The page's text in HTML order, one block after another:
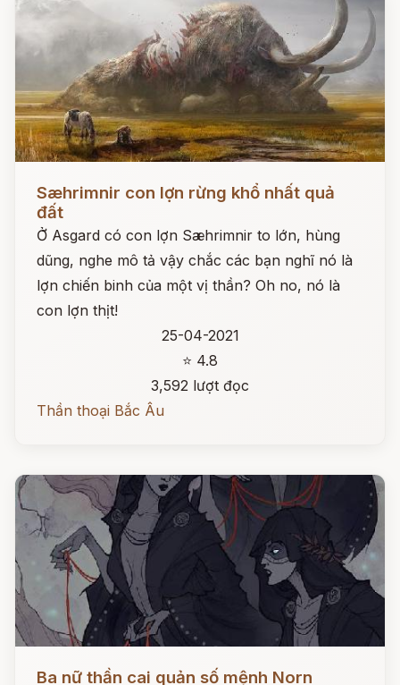
Sæhrimnir con lợn rừng khổ nhất quả
đất
Ở Asgard có con lợn Sæhrimnir to lớn, hùng
dũng, nghe mô tả vậy chắc các bạn nghĩ nó là
lợn chiến binh của một vị thần? Oh no, nó là
con lợn thịt!
25-04-2021
⭐ 4.8
3,592 lượt đọc
Thần thoại Bắc Âu
Ba nữ thần cai quản số mệnh Norn